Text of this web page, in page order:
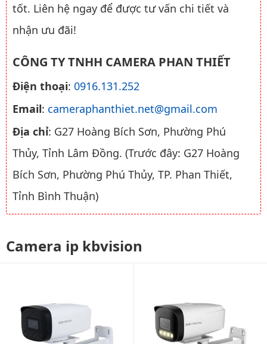
tốt. Liên hệ ngay để được tư vấn chi tiết và
nhận ưu đãi!
CÔNG TY TNHH CAMERA PHAN THIẾT
Điện thoại: 0916.131.252
Email: cameraphanthiet.net@gmail.com
Địa chỉ: G27 Hoàng Bích Sơn, Phường Phú
Thủy, Tỉnh Lâm Đồng. (Trước đây: G27 Hoàng
Bích Sơn, Phường Phú Thủy, TP. Phan Thiết,
Tỉnh Bình Thuận)
Camera ip kbvision